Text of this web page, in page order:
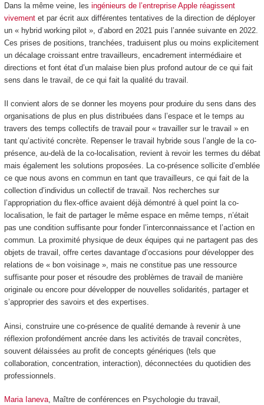
Dans la même veine, les ingénieurs de l’entreprise Apple réagissent
vivementet par écrit aux différentes tentatives de la direction de déployer
un « hybrid working pilot », d’abord en 2021 puis l’année suivante en 2022.
Ces prises de positions, tranchées, traduisent plus ou moins explicitement
un décalage croissant entre travailleurs, encadrement intermédiaire et
directions et font état d’un malaise bien plus profond autour de ce qui fait
sens dans le travail, de ce qui fait la qualité du travail.
Il convient alors de se donner les moyens pour produire du sens dans des
organisations de plus en plus distribuées dans l’espace et le temps au
travers des temps collectifs de travail pour « travailler sur le travail » en
tant qu’activité concrète. Repenser le travail hybride sous l’angle de la co-
présence, au-delà de la co-localisation, revient à revoir les termes du débat
mais également les solutions proposées. La co-présence sollicite d’emblée
ce que nous avons en commun en tant que travailleurs, ce qui fait de la
collection d’individus un collectif de travail. Nos recherches sur
l’appropriation du flex-office avaient déjà démontré à quel point la co-
localisation, le fait de partager le même espace en même temps, n’était
pas une condition suffisante pour fonder l’interconnaissance et l’action en
commun. La proximité physique de deux équipes qui ne partagent pas des
objets de travail, offre certes davantage d’occasions pour développer des
relations de « bon voisinage », mais ne constitue pas une ressource
suffisante pour poser et résoudre des problèmes de travail de manière
originale ou encore pour développer de nouvelles solidarités, partager et
s’approprier des savoirs et des expertises.
Ainsi, construire une co-présence de qualité demande à revenir à une
réflexion profondément ancrée dans les activités de travail concrètes,
souvent délaissées au profit de concepts génériques (tels que
collaboration, concentration, interaction), déconnectées du quotidien des
professionnels.
Maria Ianeva, Maître de conférences en Psychologie du travail,